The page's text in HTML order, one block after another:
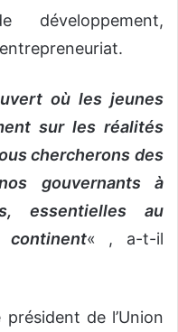
développement,
où les jeunes
sur les réalités
chercherons des
gouvernants à
essentielles au
continent« , a-t-il
de l’Union